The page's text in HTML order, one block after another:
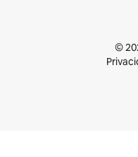
©